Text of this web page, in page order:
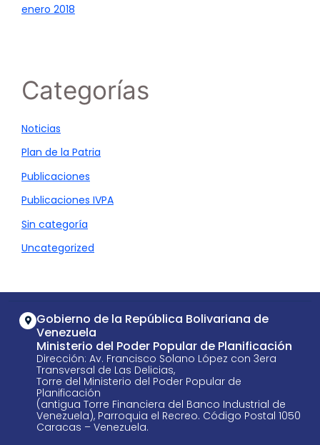
enero 2018
Categorías
Noticias
Plan de la Patria
Publicaciones
Publicaciones IVPA
Sin categoría
Uncategorized
Gobierno de la República Bolivariana de
Venezuela
Ministerio del Poder Popular de Planificación
Dirección: Av. Francisco Solano López con 3era
Transversal de Las Delicias,
Torre del Ministerio del Poder Popular de
Planificación
(antigua Torre Financiera del Banco Industrial de
Venezuela), Parroquia el Recreo. Código Postal 1050
Caracas – Venezuela.